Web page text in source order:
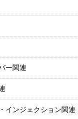
ー関連
インジェクション関連